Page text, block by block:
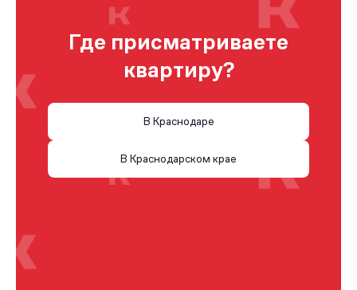
Где присматриваете
квартиру?
В Краснодаре
В Краснодарском крае